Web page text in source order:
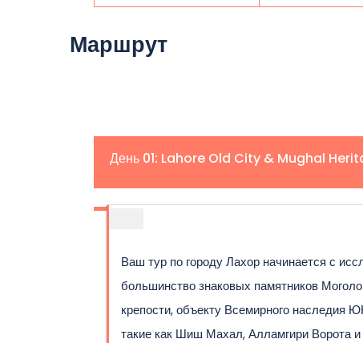
Маршрут
День 01: Lahore Old City & Mughal
Ваш тур по городу Лахор начинается с
большинство знаковых памятников
крепости, объекту Всемирного наследия
такие как Шиш Махал, Алламгири Ворота и